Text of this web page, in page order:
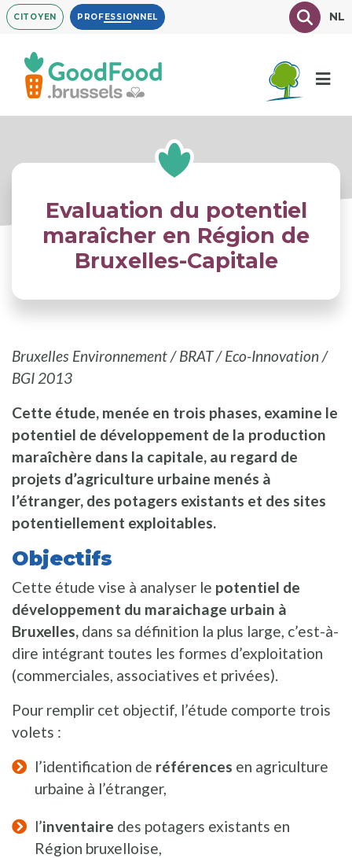
Aller
au
contenu
principal
CITOYEN PROFESSIONNEL TexteNL
Evaluation du potentiel
maraîcher en Région de
Bruxelles-Capitale
Bruxelles Environnement / BRAT / Eco-Innovation /
BGI 2013
Cette étude, menée en trois phases, examine le
potentiel de développement de la production
maraîchère dans la capitale, au regard de
projets d’agriculture urbaine menés à
l’étranger, des potagers existants et des sites
potentiellement exploitables.
Objectifs
Cette étude vise à analyser le potentiel de
développement du maraichage urbain à
Bruxelles, dans sa définition la plus large, c’est-à-
dire intégrant toutes les formes d’exploitation
(commerciales, associatives et privées).
Pour remplir cet objectif, l’étude comporte trois
volets :
l’identification de références en agriculture
urbaine à l’étranger,
l’inventaire des potagers existants en
Région bruxelloise,